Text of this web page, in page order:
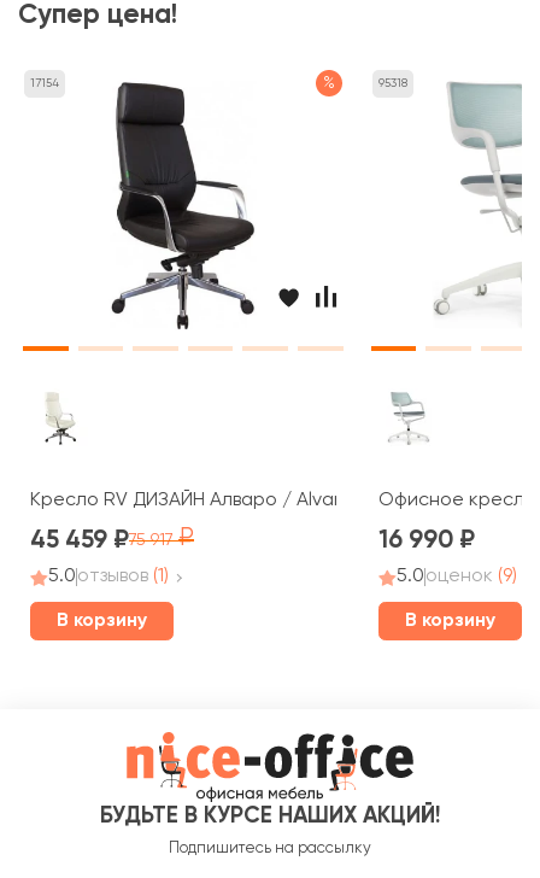
Супер цена!
17154 %
Кресло RV ДИЗАЙН Алваро / Alvaro (A1815)
45 459 75 917
5.0отзывов (1)
В корзину
95318
Офисное кресло
16 990
5.0оценок (9)
В корзину
БУДЬТЕ В КУРСЕ НАШИХ АКЦИЙ!
Подпишитесь на рассылку